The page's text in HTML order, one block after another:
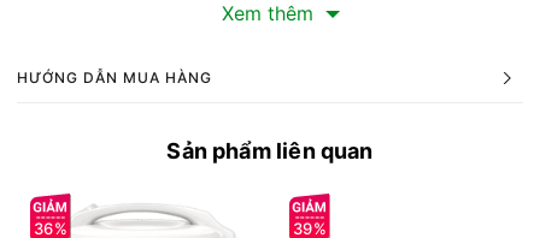
Xem thêm
HƯỚNG DẪN MUA HÀNG
Sản phẩm liên quan
36% 39%